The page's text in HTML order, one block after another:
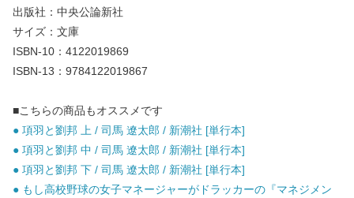
出版社：中央公論新社
サイズ：文庫
ISBN-10：4122019869
ISBN-13：9784122019867
■こちらの商品もオススメです
● 項羽と劉邦 上 / 司馬 遼太郎 / 新潮社 [単行本]
● 項羽と劉邦 中 / 司馬 遼太郎 / 新潮社 [単行本]
● 項羽と劉邦 下 / 司馬 遼太郎 / 新潮社 [単行本]
● もし高校野球の女子マネージャーがドラッカーの『マネジメン